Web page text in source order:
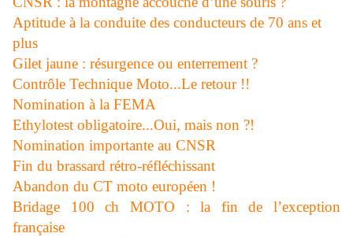
Aptitude à la conduite des conducteurs de 70 ans et
plus
Gilet jaune : résurgence ou enterrement ?
Contrôle Technique Moto...Le retour !!
Nomination à la FEMA
Ethylotest obligatoire...Oui, mais non ?!
Nomination importante au CNSR
Fin du brassard rétro-réfléchissant
Abandon du CT moto européen !
Bridage 100 ch MOTO : la fin de l’exception
française